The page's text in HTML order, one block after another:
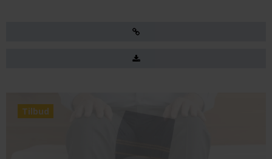
Tilbud